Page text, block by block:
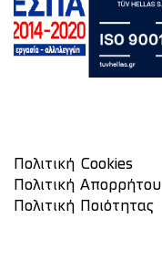
Πολιτική Cookies
Πολιτική Απορρήτου
Πολιτική Ποιότητας